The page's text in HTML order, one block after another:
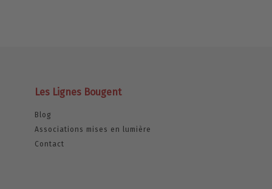
Les Lignes Bougent
Blog
Associations mises en lumière
Contact